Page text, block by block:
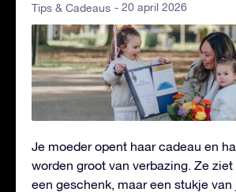
Tips & Cadeaus - 20 april 2026
Je moeder opent haar cadeau en
worden groot van verbazing. Ze
een geschenk, maar een stukje van